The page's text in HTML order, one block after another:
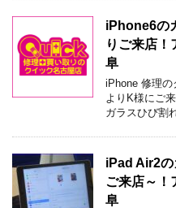
iPhone6の
りご来店！
阜
iPhone 修理
よりK様にご
ガラスひび
iPad Air2の
ご来店～！
阜